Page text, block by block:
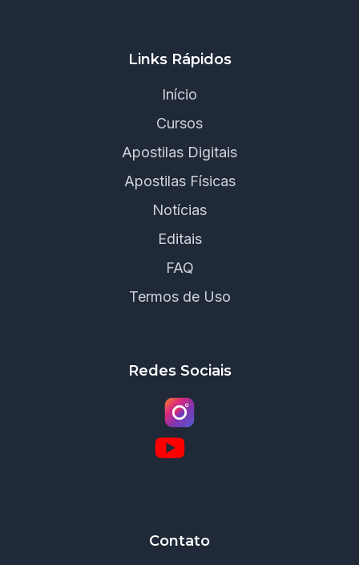
Links Rápidos
Início
Cursos
Apostilas Digitais
Apostilas Físicas
Notícias
Editais
FAQ
Termos de Uso
Redes Sociais
Contato